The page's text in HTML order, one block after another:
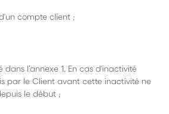
compte client ;
l’annexe 1. En cas d'inactivité
par le Client avant cette inactivité ne
le début ;